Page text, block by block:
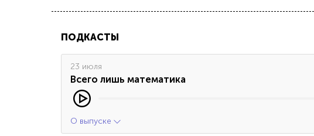
ПОДКАСТЫ
23 июля
Всего лишь математика
О выпуске